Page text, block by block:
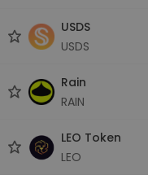
USDS
USDS
Rain
RAIN
LEO Token
LEO